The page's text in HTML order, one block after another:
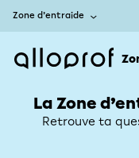
Zone d’entraide
La Zone
Retrouve ta